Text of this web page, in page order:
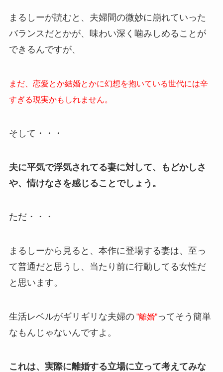
まるしーが読むと、夫婦間の微妙に崩れていった
バランスだとかが、味わい深く噛みしめることが
できるんですが、
まだ、恋愛とか結婚とかに幻想を抱いている世代には辛
すぎる現実かもしれません。
そして・・・
夫に平気で浮気されてる妻に対して、もどかしさ
や、情けなさを感じることでしょう。
ただ・・・
まるしーから見ると、本作に登場する妻は、至っ
て普通だと思うし、当たり前に行動してる女性だ
と思います。
生活レベルがギリギリな夫婦の”離婚”ってそう簡単
なもんじゃないんですよ。
これは、実際に離婚する立場に立って考えてみな